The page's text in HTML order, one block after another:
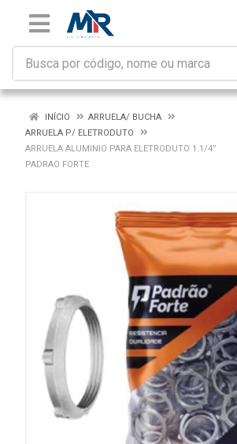
INÍCIO
ARRUELA/ BUCHA
ARRUELA P/ ELETRODUTO
ARRUELA ALUMINIO PARA ELETRODUTO 1.1/4”
PADRAO FORTE